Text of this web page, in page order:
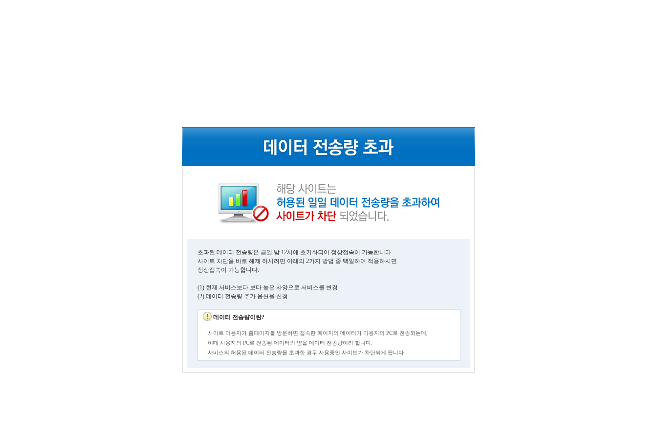
초과된 데이터 전송량은 금일 밤 12시에 초기화되어 정상접속이 가능합니다.
사이트 차단을 바로 해제 하시려면 아래의 2가지 방법 중 택일하여 적용하시면
정상접속이 가능합니다.
(1) 현재 서비스보다 보다 높은 사양으로 서비스를 변경
(2) 데이터 전송량 추가 옵션을 신청
데이터 전송량이란?
사이트 이용자가 홈페이지를 방문하면 접속한 페이지의 데이터가 이용자의 PC로 전송되는데,
이때 사용자의 PC로 전송된 데이터의 양을 데이터 전송량이라 합니다.
서비스의 허용된 데이터 전송량을 초과한 경우 사용중인 사이트가 차단되게 됩니다